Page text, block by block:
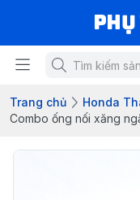
Trang chủ
Honda
Combo ống nối xăng